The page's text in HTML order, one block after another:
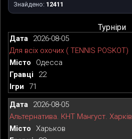
Знайдено: 12411
Турніри
2026-08-05
Для всіх охочих ( TENNIS POSKOT)
Одесса
22
71
2026-08-05
Альтернатива. КНТ Мангуст. Харків
Харьков